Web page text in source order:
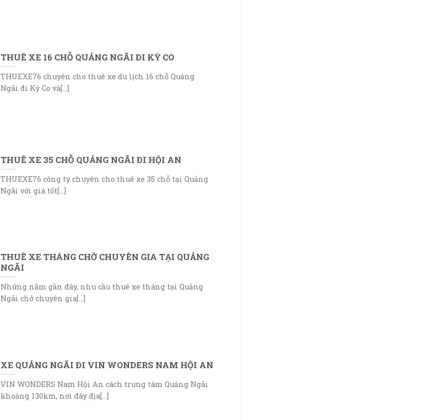
THUÊ XE 16 CHỖ QUẢNG NGÃI ĐI KỲ CO
THUEXE76 chuyên cho thuê xe du lịch 16 chỗ Quảng
Ngãi đi Kỳ Co và[...]
THUÊ XE 35 CHỖ QUẢNG NGÃI ĐI HỘI AN
THUEXE76 công ty chuyên cho thuê xe 35 chỗ tại Quảng
Ngãi với giá tốt[...]
THUÊ XE THÁNG CHỞ CHUYÊN GIA TẠI QUẢNG
NGÃI
Những năm gần đây, nhu cầu thuê xe tháng tại Quảng
Ngãi chở chuyên gia[...]
XE QUẢNG NGÃI ĐI VIN WONDERS NAM HỘI AN
VIN WONDERS Nam Hội An cách trung tâm Quảng Ngãi
khoảng 130km, nơi đây địa[...]